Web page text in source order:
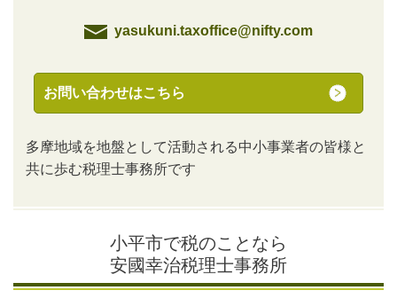
yasukuni.taxoffice@nifty.com
お問い合わせはこちら
多摩地域を地盤として活動される中小事業者の皆様と
共に歩む税理士事務所です
小平市で税のことなら
安國幸治税理士事務所